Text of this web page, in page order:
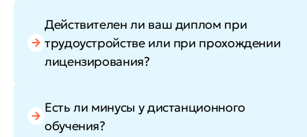
Действителен ли ваш диплом при
трудоустройстве или при прохождении
лицензирования?
Есть ли минусы у дистанционного
обучения?